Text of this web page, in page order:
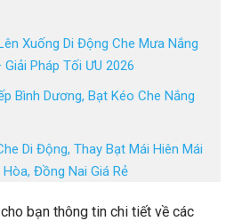
Xuống Di Động Che Mưa Nắng
Pháp Tối ƯU 2026
Bình Dương, Bạt Kéo Che Nắng
Di Động, Thay Bạt Mái Hiên Mái
Đồng Nai Giá Rẻ
bạn thông tin chi tiết về các